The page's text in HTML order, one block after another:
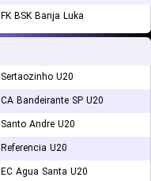
FK BSK Banja Luka
Sertaozinho U20
CA Bandeirante SP U20
Santo Andre U20
Referencia U20
EC Agua Santa U20